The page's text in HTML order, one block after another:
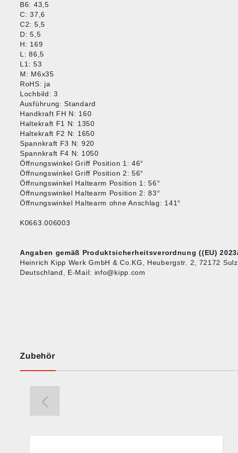
B6: 43,5
C: 37,6
C2: 5,5
D: 5,5
H: 169
L: 86,5
L1: 53
M: M6x35
RoHS: ja
Lochbild: 3
Ausführung: Standard
Handkraft FH N: 160
Haltekraft F1 N: 1350
Haltekraft F2 N: 1650
Spannkraft F3 N: 920
Spannkraft F4 N: 1050
Öffnungswinkel Griff Position 1: 46°
Öffnungswinkel Griff Position 2: 56°
Öffnungswinkel Haltearm Position 1: 56°
Öffnungswinkel Haltearm Position 2: 83°
Öffnungswinkel Haltearm ohne Anschlag: 141°
K0663.006003
Angaben gemäß Produktsicherheitsverordnung ((EU)
Heinrich Kipp Werk GmbH & Co.KG, Heubergstr. 2, 72172
Deutschland, E-Mail: info@kipp.com
Zubehör